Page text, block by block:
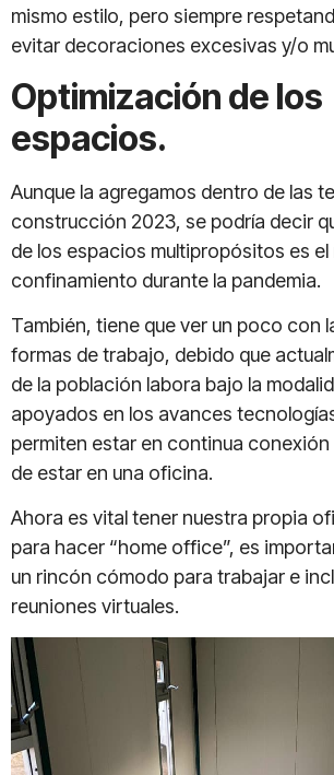
mismo estilo, pero siempre
evitar decoraciones excesivas y/o
Optimización de los
espacios.
Aunque la agregamos dentro de las
construcción 2023, se podría decir
de los espacios multipropósitos es el
confinamiento durante la pandemia.
También, tiene que ver un poco con
formas de trabajo, debido que
de la población labora bajo la
apoyados en los avances
permiten estar en continua
de estar en una oficina.
Ahora es vital tener nuestra propia
para hacer “home office”, es
un rincón cómodo para trabajar e
reuniones virtuales.